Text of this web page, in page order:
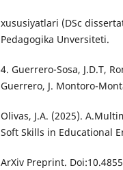
xususiyatlari (DSc
Pedagogika Unversiteti.
4. Guerrero-Sosa, J.D.T,
Guerrero, J. Montoro-
Olivas, J.A. (2025).
Soft Skills in Educational
ArXiv Preprint.